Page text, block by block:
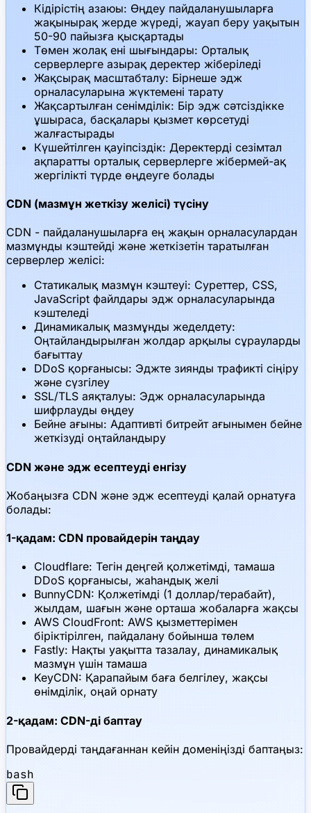
Кідірістің азаюы: Өңдеу пайдаланушыларға
жақынырақ жерде жүреді, жауап беру уақытын
50-90 пайызға қысқартады
Төмен жолақ ені шығындары: Орталық
серверлерге азырақ деректер жіберіледі
Жақсырақ масштабталу: Бірнеше эдж
орналасуларына жүктемені тарату
Жақсартылған сенімділік: Бір эдж сәтсіздікке
ұшыраса, басқалары қызмет көрсетуді
жалғастырады
Күшейтілген қауіпсіздік: Деректерді сезімтал
ақпаратты орталық серверлерге жібермей-ақ
жергілікті түрде өңдеуге болады
CDN (мазмұн жеткізу желісі) түсіну
CDN - пайдаланушыларға ең жақын орналасулардан
мазмұнды кэштейді және жеткізетін таратылған
серверлер желісі:
Статикалық мазмұн кэштеуі: Суреттер, CSS,
JavaScript файлдары эдж орналасуларында
кэштеледі
Динамикалық мазмұнды жеделдету:
Оңтайландырылған жолдар арқылы сұрауларды
бағыттау
DDoS қорғанысы: Эджте зиянды трафикті сіңіру
және сүзгілеу
SSL/TLS аяқталуы: Эдж орналасуларында
шифрлауды өңдеу
Бейне ағыны: Адаптивті битрейт ағынымен бейне
жеткізуді оңтайландыру
CDN және эдж есептеуді енгізу
Жобаңызға CDN және эдж есептеуді қалай орнатуға
болады:
1-қадам: CDN провайдерін таңдау
Cloudflare: Тегін деңгей қолжетімді, тамаша
DDoS қорғанысы, жаһандық желі
BunnyCDN: Қолжетімді (1 доллар/терабайт),
жылдам, шағын және орташа жобаларға жақсы
AWS CloudFront: AWS қызметтерімен
біріктірілген, пайдалану бойынша төлем
Fastly: Нақты уақытта тазалау, динамикалық
мазмұн үшін тамаша
KeyCDN: Қарапайым баға белгілеу, жақсы
өнімділік, оңай орнату
2-қадам: CDN-ді баптау
Провайдерді таңдағаннан кейін доменіңізді баптаңыз:
bash